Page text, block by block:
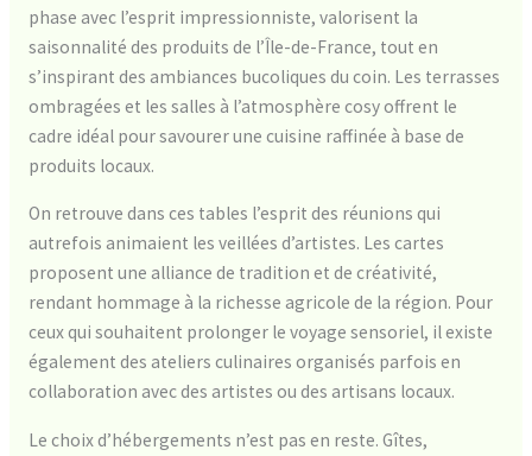
phase avec l’esprit impressionniste, valorisent la
saisonnalité des produits de l’Île-de-France, tout en
s’inspirant des ambiances bucoliques du coin. Les terrasses
ombragées et les salles à l’atmosphère cosy offrent le
cadre idéal pour savourer une cuisine raffinée à base de
produits locaux.
On retrouve dans ces tables l’esprit des réunions qui
autrefois animaient les veillées d’artistes. Les cartes
proposent une alliance de tradition et de créativité,
rendant hommage à la richesse agricole de la région. Pour
ceux qui souhaitent prolonger le voyage sensoriel, il existe
également des ateliers culinaires organisés parfois en
collaboration avec des artistes ou des artisans locaux.
Le choix d’hébergements n’est pas en reste. Gîtes,